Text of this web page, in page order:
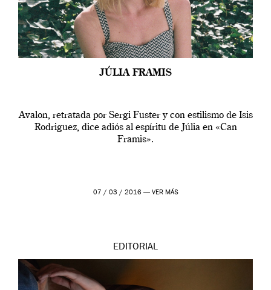
JÚLIA FRAMIS
Avalon, retratada por Sergi Fuster y con estilismo de Isis
Rodriguez, dice adiós al espíritu de Júlia en «Can
Framis».
07 / 03 / 2016 — VER MÁS
EDITORIAL